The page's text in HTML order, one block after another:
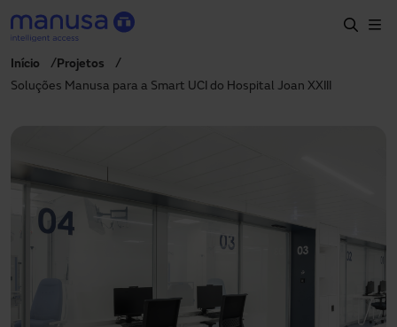
Passar para o conteúdo principal
Especificação
Projetos
Início
Projetos
Soluções Manusa para a Smart UCI do Hospital Joan XXIII